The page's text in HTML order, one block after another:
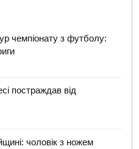
чемпіонату з футболу:
постраждав від
чоловік з ножем